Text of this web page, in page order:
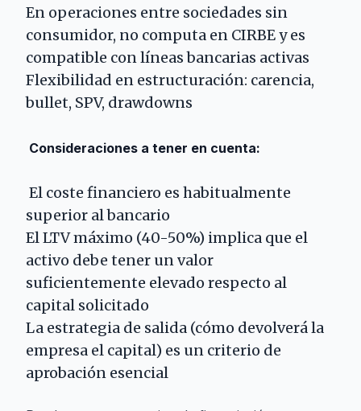
En operaciones entre sociedades sin
consumidor, no computa en CIRBE y es
compatible con líneas bancarias activas
Flexibilidad en estructuración: carencia,
bullet, SPV, drawdowns
Consideraciones a tener en cuenta:
El coste financiero es habitualmente
superior al bancario
El LTV máximo (40-50%) implica que el
activo debe tener un valor
suficientemente elevado respecto al
capital solicitado
La estrategia de salida (cómo devolverá la
empresa el capital) es un criterio de
aprobación esencial